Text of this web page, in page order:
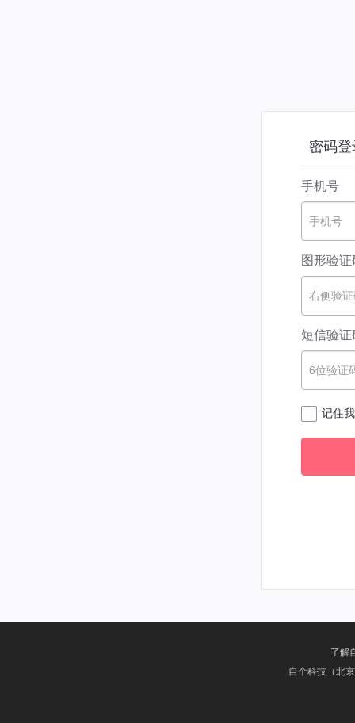
密码登
手机号
手机号
图形验证
右侧验
短信验证
6位验证
记住我
了解
自个科技（北